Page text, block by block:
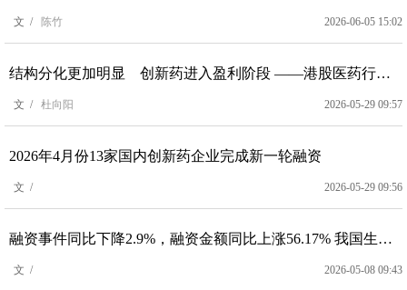
文 / 陈竹 2026-06-05 15:02
结构分化更加明显 创新药进入盈利阶段 ——港股医药行业上市公司2025年年报分析
文 / 杜向阳 2026-05-29 09:57
2026年4月份13家国内创新药企业完成新一轮融资
文 / 2026-05-29 09:56
融资事件同比下降2.9%，融资金额同比上涨56.17% 我国生物医药投融资告别“广撒网”模式
文 / 2026-05-08 09:43